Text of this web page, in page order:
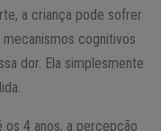
a criança pode sofrer
cognitivos
dor. Ela simplesmente
os 4 anos, a percepção